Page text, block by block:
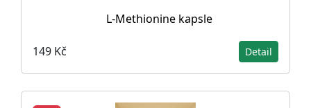
L-Methionine kapsle
149 Kč Detail